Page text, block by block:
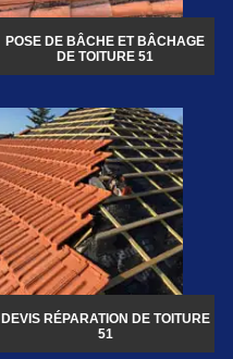
POSE DE BÂCHE ET BÂCHAGE
DE TOITURE 51
DEVIS RÉPARATION DE TOITURE
51